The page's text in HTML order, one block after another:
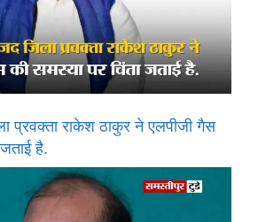
प्रवक्ता राकेश ठाकुर ने एलपीजी गैस
है.